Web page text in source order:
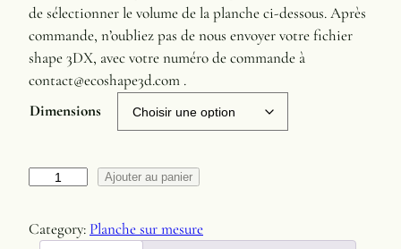
a
g
d
e
r
x
de sélectionner le volume de la planche ci-dessous. Après
commande, n’oubliez pas de nous envoyer votre fichier
shape 3DX, avec votre numéro de commande à
contact@ecoshape3d.com .
Dimensions
a
Ajouter au panier
Category: Planche sur mesure